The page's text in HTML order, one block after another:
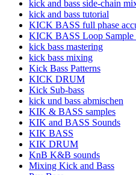
kick and bass side-chain
kick and bass tutorial
KICK BASS full phase
KICK BASS Loop Sample
kick bass mastering
kick bass mixing
Kick Bass Patterns
KICK DRUM
Kick Sub-bass
kick und bass abmischen
KIK & BASS samples
KIK and BASS Sounds
KIK BASS
KIK DRUM
KnB K&B sounds
Mixing Kick and Bass